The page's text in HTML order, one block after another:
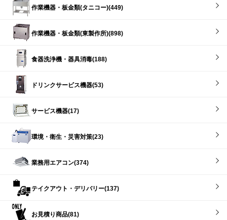
作業機器・板金類(タニコー)(449)
作業機器・板金類(東製作所)(898)
食器洗浄機・器具消毒(188)
ドリンクサービス機器(53)
サービス機器(17)
環境・衛生・災害対策(23)
業務用エアコン(374)
テイクアウト・デリバリー(137)
お見積り商品(81)